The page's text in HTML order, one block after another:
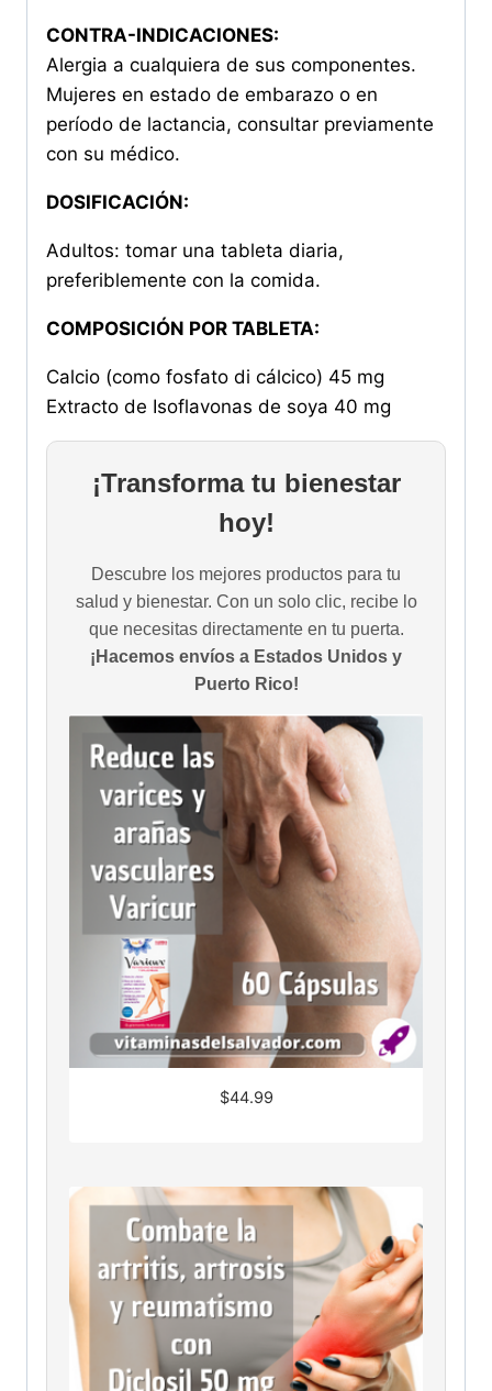
CONTRA-INDICACIONES:
Alergia a cualquiera de sus componentes.
Mujeres en estado de embarazo o en
período de lactancia, consultar previamente
con su médico.
DOSIFICACIÓN:
Adultos: tomar una tableta diaria,
preferiblemente con la comida.
COMPOSICIÓN POR TABLETA:
Calcio (como fosfato di cálcico) 45 mg
Extracto de Isoflavonas de soya 40 mg
¡Transforma tu bienestar
hoy!
Descubre los mejores productos para tu
salud y bienestar. Con un solo clic, recibe lo
que necesitas directamente en tu puerta.
¡Hacemos envíos a Estados Unidos y
Puerto Rico!
$44.99